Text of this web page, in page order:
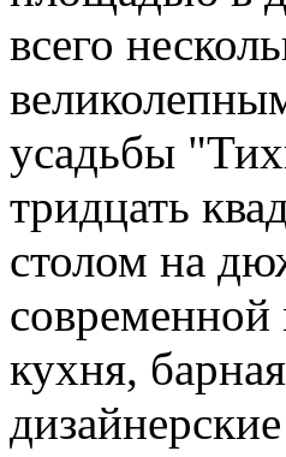
всего
усадьбы
тридцать
столом на
современной
кухня,